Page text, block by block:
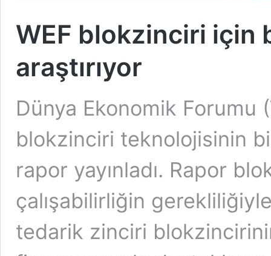
WEF blokzinciri için
araştırıyor
Dünya Ekonomik Forumu
blokzinciri teknolojisinin
rapor yayınladı. Rapor
çalışabilirliğin
tedarik zinciri